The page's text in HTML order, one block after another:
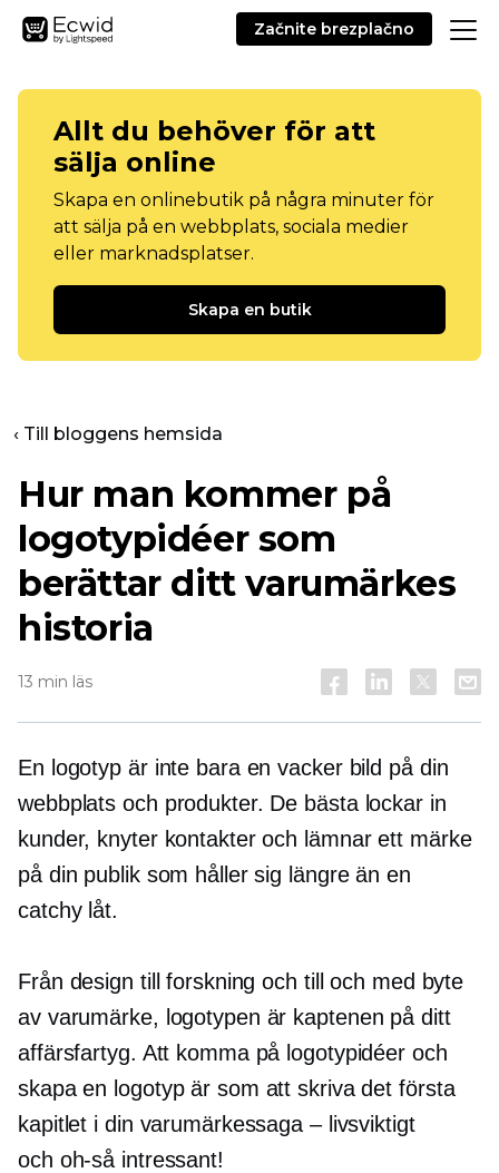
Začnite brezplačno
Allt du behöver för att
sälja online
Skapa en onlinebutik på några minuter för
att sälja på en webbplats, sociala medier
eller marknadsplatser.
Skapa en butik
‹ Till bloggens hemsida
Hur man kommer på
logotypidéer som
berättar ditt varumärkes
historia
13 min läs
En logotyp är inte bara en vacker bild på din
webbplats och produkter. De bästa lockar in
kunder, knyter kontakter och lämnar ett märke
på din publik som håller sig längre än en
catchy låt.
Från design till forskning och till och med byte
av varumärke, logotypen är kaptenen på ditt
affärsfartyg. Att komma på logotypidéer och
skapa en logotyp är som att skriva det första
kapitlet i din varumärkessaga – livsviktigt
och oh-så intressant!